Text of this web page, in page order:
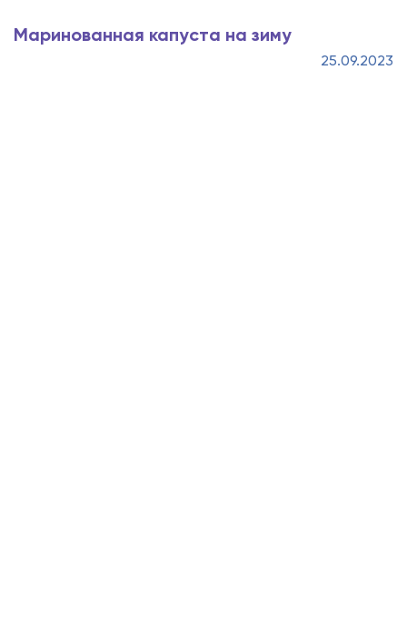
Маринованная капуста на зиму
25.09.2023